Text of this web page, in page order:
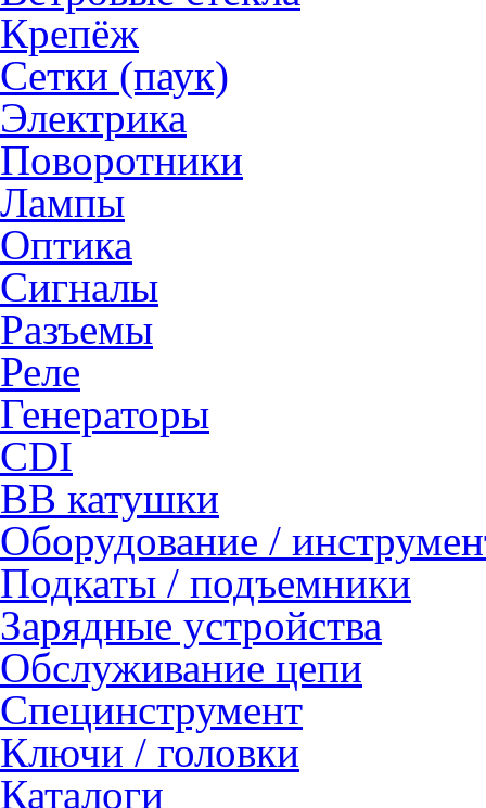
Крепёж
Сетки (паук)
Электрика
Поворотники
Лампы
Оптика
Сигналы
Разъемы
Реле
Генераторы
CDI
ВВ катушки
Оборудование /
Подкаты / подъемники
Зарядные устройства
Обслуживание цепи
Специнструмент
Ключи / головки
Каталоги